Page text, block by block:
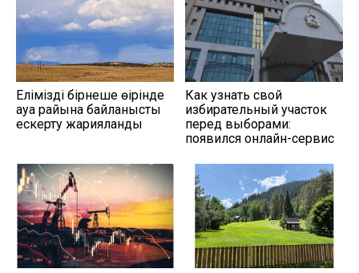
Еліміздің бірнеше өңірінде
ауа райына байланысты
ескерту жарияланды
Как узнать свой
избирательный участок
перед выборами:
появился онлайн-сервис